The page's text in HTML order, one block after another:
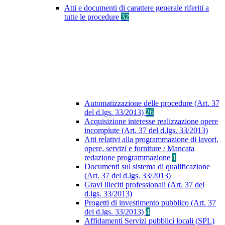
Atti e documenti di carattere generale riferiti a
tutte le procedure 32
Automatizzazione delle procedure (Art. 37
del d.lgs. 33/2013) 26
Acquisizione interesse realizzazione opere
incompiute (Art. 37 del d.lgs. 33/2013)
Atti relativi alla programmazione di lavori,
opere, servizi e forniture / Mancata
redazione programmazione 1
Documenti sul sistema di qualificazione
(Art. 37 del d.lgs. 33/2013)
Gravi illeciti professionali (Art. 37 del
d.lgs. 33/2013)
Progetti di investimento pubblico (Art. 37
del d.lgs. 33/2013) 4
Affidamenti Servizi pubblici locali (SPL)